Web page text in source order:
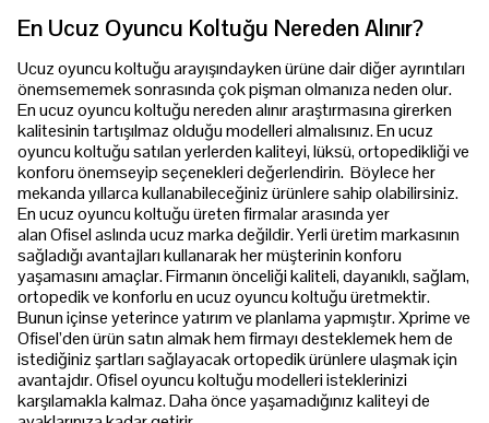
En Ucuz Oyuncu Koltuğu Nereden Alınır?
Ucuz oyuncu koltuğu arayışındayken ürüne dair diğer ayrıntıları
önemsememek sonrasında çok pişman olmanıza neden olur.
En ucuz oyuncu koltuğu nereden alınır araştırmasına girerken
kalitesinin tartışılmaz olduğu modelleri almalısınız. En ucuz
oyuncu koltuğu satılan yerlerden kaliteyi, lüksü, ortopedikliği ve
konforu önemseyip seçenekleri değerlendirin. Böylece her
mekanda yıllarca kullanabileceğiniz ürünlere sahip olabilirsiniz.
En ucuz oyuncu koltuğu üreten firmalar arasında yer
alan Ofisel aslında ucuz marka değildir. Yerli üretim markasının
sağladığı avantajları kullanarak her müşterinin konforu
yaşamasını amaçlar. Firmanın önceliği kaliteli, dayanıklı, sağlam,
ortopedik ve konforlu en ucuz oyuncu koltuğu üretmektir.
Bunun içinse yeterince yatırım ve planlama yapmıştır. Xprime ve
Ofisel’den ürün satın almak hem firmayı desteklemek hem de
istediğiniz şartları sağlayacak ortopedik ürünlere ulaşmak için
avantajdır. Ofisel oyuncu koltuğu modelleri isteklerinizi
karşılamakla kalmaz. Daha önce yaşamadığınız kaliteyi de